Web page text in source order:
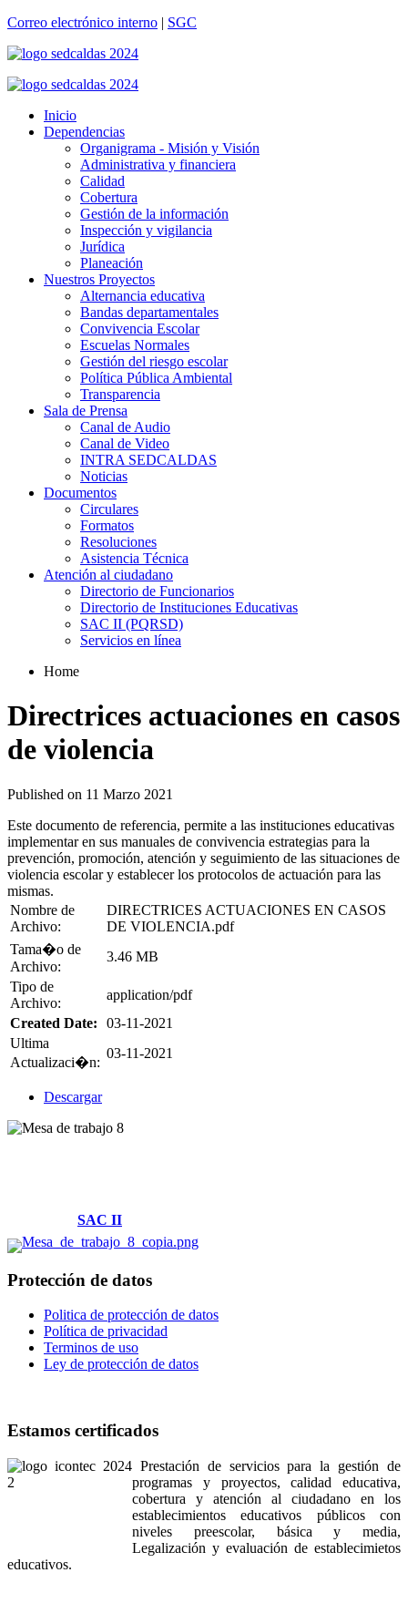
Correo electrónico interno | SGC
Inicio
Dependencias
Organigrama - Misión y Visión
Administrativa y financiera
Calidad
Cobertura
Gestión de la información
Inspección y vigilancia
Jurídica
Planeación
Nuestros Proyectos
Alternancia educativa
Bandas departamentales
Convivencia Escolar
Escuelas Normales
Gestión del riesgo escolar
Política Pública Ambiental
Transparencia
Sala de Prensa
Canal de Audio
Canal de Video
INTRA SEDCALDAS
Noticias
Documentos
Circulares
Formatos
Resoluciones
Asistencia Técnica
Atención al ciudadano
Directorio de Funcionarios
Directorio de Instituciones Educativas
SAC II (PQRSD)
Servicios en línea
Home
Directrices actuaciones en casos
de violencia
Published on 11 Marzo 2021
Este documento de referencia, permite a las instituciones educativas
implementar en sus manuales de convivencia estrategias para la
prevención, promoción, atención y seguimiento de las situaciones de
violencia escolar y establecer los protocolos de actuación para las
mismas.
Nombre de
Archivo:
DIRECTRICES ACTUACIONES EN CASOS
DE VIOLENCIA.pdf
Tama�o de
Archivo:
3.46 MB
Tipo de
Archivo:
application/pdf
Created Date:
03-11-2021
Ultima
Actualizaci�n:
03-11-2021
Descargar
SAC II
Protección de datos
Politica de protección de datos
Política de privacidad
Terminos de uso
Ley de protección de datos
Estamos certificados
Prestación de servicios para la gestión de
programas y proyectos, calidad educativa,
cobertura y atención al ciudadano en los
establecimientos educativos públicos con
niveles preescolar, básica y media,
Legalización y evaluación de establecimietos
educativos.